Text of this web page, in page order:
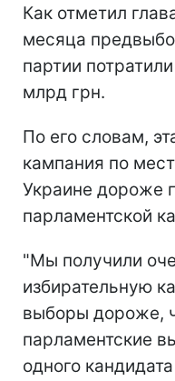
Как отметил
месяца
партии
млрд грн.
По его словам,
кампания по
Украине дороже
парламентской
"Мы получили
избирательную
выборы дороже,
парламентские
одного